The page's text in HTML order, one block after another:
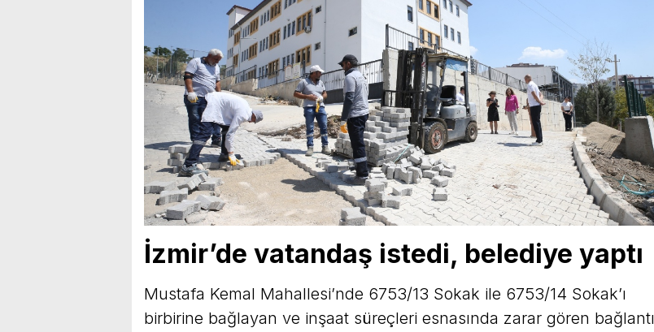
İzmir’de vatandaş istedi, belediye yaptı
Mustafa Kemal Mahallesi’nde 6753/13 Sokak ile 6753/14 Sokak’ı
birbirine bağlayan ve inşaat süreçleri esnasında zarar gören bağlantı